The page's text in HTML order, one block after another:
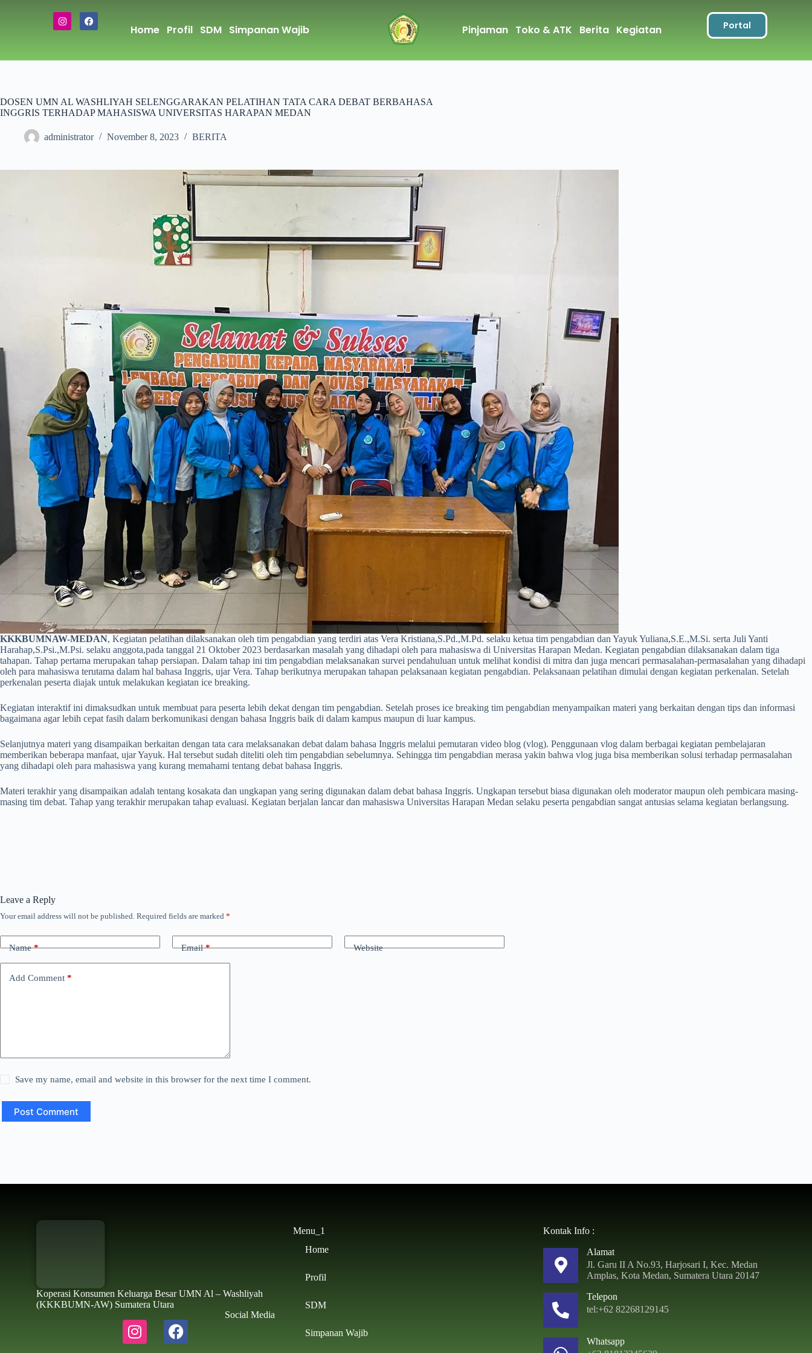
Home Profil SDM Simpanan Wajib Pinjaman Toko & ATK Berita Kegiatan Portal
DOSEN UMN AL WASHLIYAH SELENGGARAKAN PELATIHAN TATA CARA DEBAT BERBAHASA
INGGRIS TERHADAP MAHASISWA UNIVERSITAS HARAPAN MEDAN
administrator November 8, 2023 BERITA
KKKBUMNAW-MEDAN, Kegiatan pelatihan dilaksanakan oleh tim pengabdian yang terdiri atas Vera Kristiana,S.Pd.,M.Pd. selaku ketua tim pengabdian dan Yayuk Yuliana,S.E.,M.Si. serta Juli Yanti
Harahap,S.Psi.,M.Psi. selaku anggota,pada tanggal 21 Oktober 2023 berdasarkan masalah yang dihadapi oleh para mahasiswa di Universitas Harapan Medan. Kegiatan pengabdian dilaksanakan dalam tiga
tahapan. Tahap pertama merupakan tahap persiapan. Dalam tahap ini tim pengabdian melaksanakan survei pendahuluan untuk melihat kondisi di mitra dan juga mencari permasalahan-permasalahan yang dihadapi
oleh para mahasiswa terutama dalam hal bahasa Inggris, ujar Vera. Tahap berikutnya merupakan tahapan pelaksanaan kegiatan pengabdian. Pelaksanaan pelatihan dimulai dengan kegiatan perkenalan. Setelah
perkenalan peserta diajak untuk melakukan kegiatan ice breaking.
Kegiatan interaktif ini dimaksudkan untuk membuat para peserta lebih dekat dengan tim pengabdian. Setelah proses ice breaking tim pengabdian menyampaikan materi yang berkaitan dengan tips dan informasi
bagaimana agar lebih cepat fasih dalam berkomunikasi dengan bahasa Inggris baik di dalam kampus maupun di luar kampus.
Selanjutnya materi yang disampaikan berkaitan dengan tata cara melaksanakan debat dalam bahasa Inggris melalui pemutaran video blog (vlog). Penggunaan vlog dalam berbagai kegiatan pembelajaran
memberikan beberapa manfaat, ujar Yayuk. Hal tersebut sudah diteliti oleh tim pengabdian sebelumnya. Sehingga tim pengabdian merasa yakin bahwa vlog juga bisa memberikan solusi terhadap permasalahan
yang dihadapi oleh para mahasiswa yang kurang memahami tentang debat bahasa Inggris.
Materi terakhir yang disampaikan adalah tentang kosakata dan ungkapan yang sering digunakan dalam debat bahasa Inggris. Ungkapan tersebut biasa digunakan oleh moderator maupun oleh pembicara masing-
masing tim debat. Tahap yang terakhir merupakan tahap evaluasi. Kegiatan berjalan lancar dan mahasiswa Universitas Harapan Medan selaku peserta pengabdian sangat antusias selama kegiatan berlangsung.
Leave a Reply
Your email address will not be published. Required fields are marked *
Name* Email* Website
Add Comment *
Save my name, email and website in this browser for the next time I comment.
Post Comment
Koperasi Konsumen Keluarga Besar UMN Al – Washliyah
(KKKBUMN-AW) Sumatera Utara
Social Media
Menu_1
Home
Profil
SDM
Simpanan Wajib
Kontak Info :
Alamat
Jl. Garu II A No.93, Harjosari I, Kec. Medan
Amplas, Kota Medan, Sumatera Utara 20147
Telepon
tel:+62 82268129145
Whatsapp